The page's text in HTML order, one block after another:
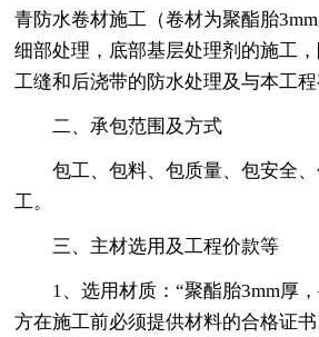
青防水卷材施工（卷材为聚酯胎
细部处理，底部基层处理剂的施工
工缝和后浇带的防水处理及与本工程
二、承包范围及方式
包工、包料、包质量、包安全
工。
三、主材选用及工程价款等
1、选用材质：“聚酯胎3mm厚
方在施工前必须提供材料的合格证书